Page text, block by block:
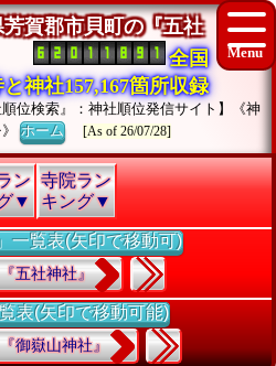
賀郡市貝町の『五社
全国
神社157,167箇所収録
順位検索』：神社順位発信サイト】《神
》ホーム [As of 26/07/28]
ン
▼
寺院ラン
キング▼
一覧表(矢印で移動可)
五社神社』
表(矢印で移動可能)
御嶽山神社』